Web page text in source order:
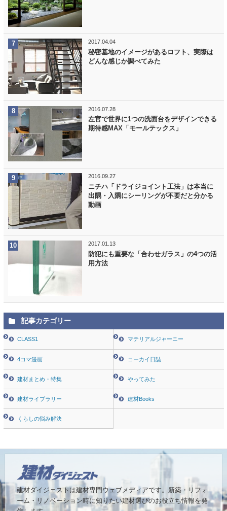
2017.04.04
秘密基地のイメージがあるロフト、実際は
どんな感じか調べてみた
2016.07.28
左官で世界に1つの洗面台をデザインできる
期待感MAX「モールテックス」
2016.09.27
ニチハ「ドライジョイント工法」は本当に
出隅・入隅にシーリングが不要だと分かる
動画
2017.01.13
防犯にも重要な「合わせガラス」の4つの活
用方法
記事カテゴリー
CLASS1 マテリアルジャーニー
4コマ漫画 コーカイ日誌
建材まとめ・特集 やってみた
建材ライブラリー 建材Books
くらしの悩み解決
建材ダイジェストは建材専門ウェブメディアです。 新築・リフォ
ーム・リノベーション時に知りたい建材選びのお役立ち情報を発